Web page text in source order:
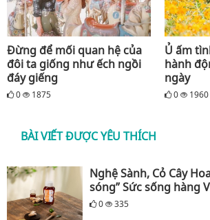
Đừng để mối quan hệ của
đôi ta giống như ếch ngồi
đáy giếng
0 1875
Ủ ấm
hành
ngày
0 1960
BÀI VIẾT ĐƯỢC YÊU THÍCH
Nghệ Sành, Cỏ Cây
sóng” Sức sống hàng
0 335